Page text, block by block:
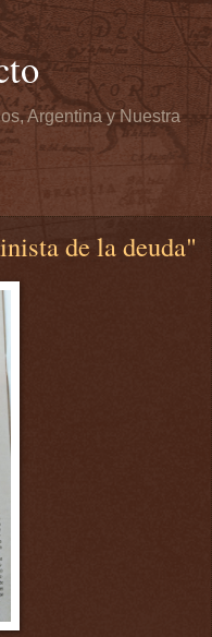
Argentina y Nuestra
de la deuda"